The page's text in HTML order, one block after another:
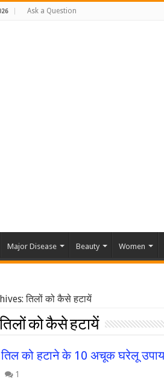
Ask a Question
Major Disease Beauty Women
तिलों को कैसे हटायें
तिलों को कैसे हटायें
तिल को हटाने के 10 अचूक घरेलू
1